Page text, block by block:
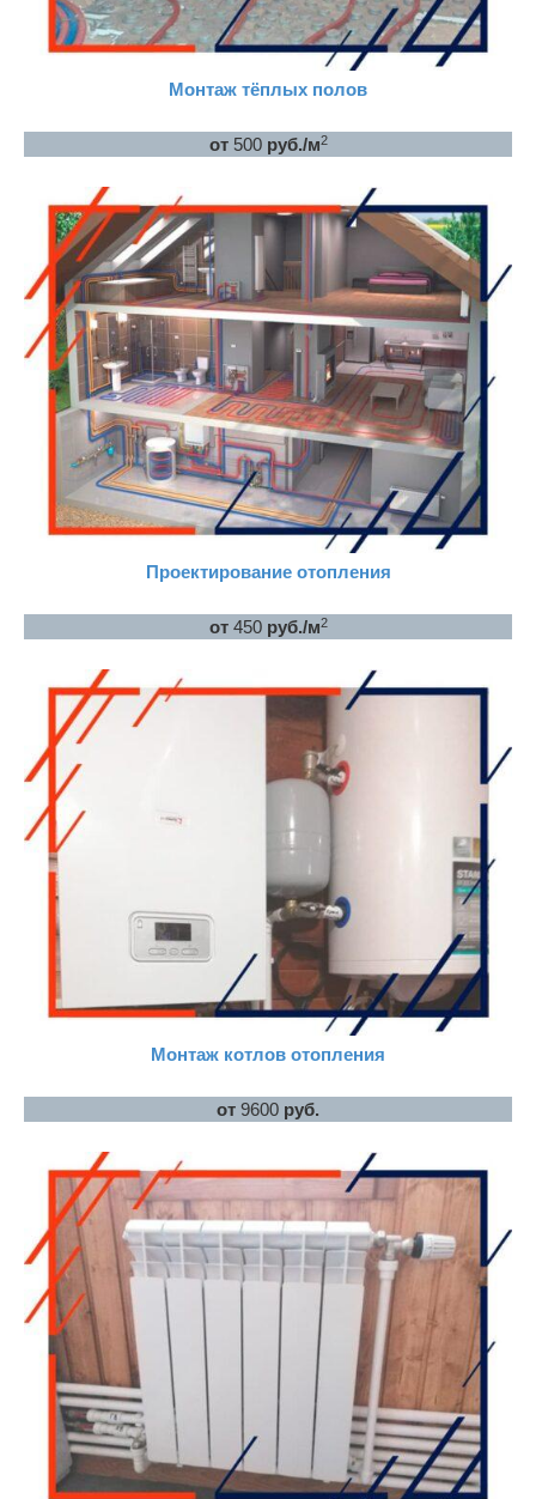
Монтаж тёплых полов
от 500руб./м2
Проектирование отопления
от 450руб./м2
Монтаж котлов отопления
от 9600 руб.